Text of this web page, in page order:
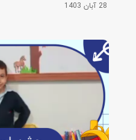
28 آبان 1403